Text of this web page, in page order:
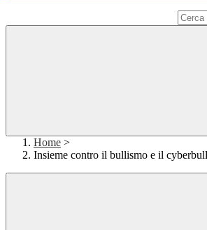
Home >
Insieme contro il bullismo e il